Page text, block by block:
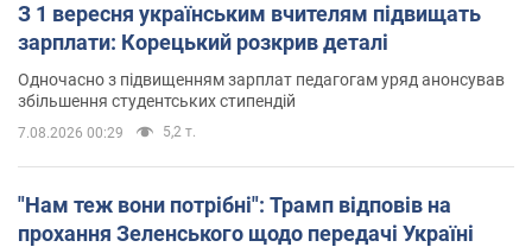
З 1 вересня українським вчителям підвищать
зарплати: Корецький розкрив деталі
Одночасно з підвищенням зарплат педагогам уряд анонсував
збільшення студентських стипендій
7.08.2026 00:29 5,2 т.
"Нам теж вони потрібні": Трамп відповів на
прохання Зеленського щодо передачі Україні